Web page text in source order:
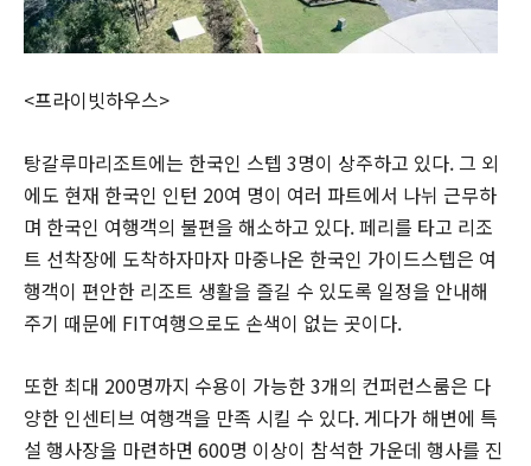
<프라이빗하우스>
탕갈루마리조트에는 한국인 스텝 3명이 상주하고 있다. 그 외
에도 현재 한국인 인턴 20여 명이 여러 파트에서 나뉘 근무하
며 한국인 여행객의 불편을 해소하고 있다. 페리를 타고 리조
트 선착장에 도착하자마자 마중나온 한국인 가이드스텝은 여
행객이 편안한 리조트 생활을 즐길 수 있도록 일정을 안내해
주기 때문에 FIT여행으로도 손색이 없는 곳이다.
또한 최대 200명까지 수용이 가능한 3개의 컨퍼런스룸은 다
양한 인센티브 여행객을 만족 시킬 수 있다. 게다가 해변에 특
설 행사장을 마련하면 600명 이상이 참석한 가운데 행사를 진